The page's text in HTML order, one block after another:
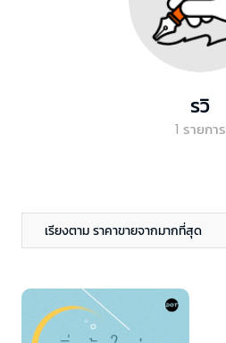
รวิ
1 รายการ
เรียงตาม ราคาขายจากมากที่สุด